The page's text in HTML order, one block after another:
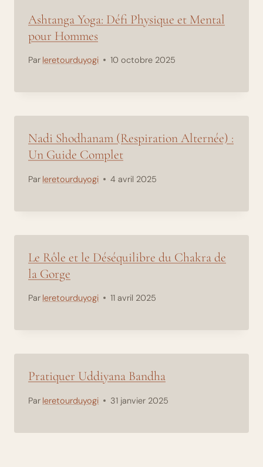
Ashtanga Yoga: Défi Physique et Mental
pour Hommes
Par leretourduyogi 10 octobre 2025
Nadi Shodhanam (Respiration Alternée) :
Un Guide Complet
Par leretourduyogi 4 avril 2025
Le Rôle et le Déséquilibre du Chakra de
la Gorge
Par leretourduyogi 11 avril 2025
Pratiquer Uddiyana Bandha
Par leretourduyogi 31 janvier 2025